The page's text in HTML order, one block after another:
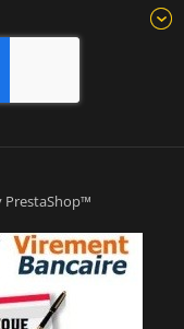
PrestaShop™